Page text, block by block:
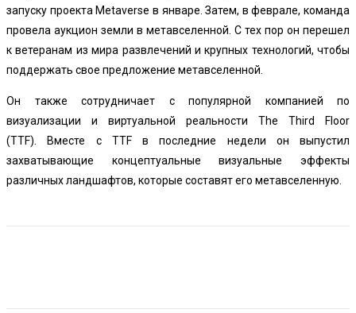
запуску проекта Metaverse в январе. Затем, в феврале, команда
провела аукцион земли в метавселенной. С тех пор он перешел
к ветеранам из мира развлечений и крупных технологий, чтобы
поддержать свое предложение метавселенной.
Он также сотрудничает с популярной компанией по
визуализации и виртуальной реальности The Third Floor
(TTF). Вместе с TTF в последние недели он выпустил
захватывающие концептуальные визуальные эффекты
различных ландшафтов, которые составят его метавселенную.